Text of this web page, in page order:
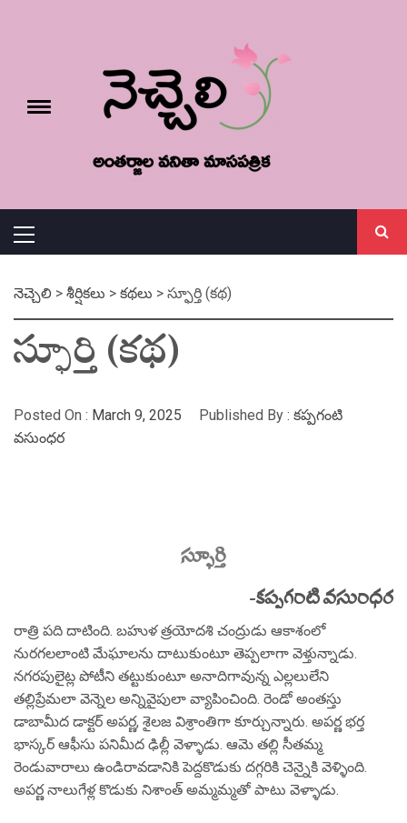
Toggle
Menu
నెచ్చెలి > శీర్షికలు > కథలు > స్ఫూర్తి (కథ)
స్ఫూర్తి (కథ)
Posted On : March 9, 2025 Published By : కప్పగంటి
వసుంధర
స్ఫూర్తి
-కప్పగంటి వసుంధర
రాత్రి పది దాటింది. బహుళ త్రయోదశి చంద్రుడు ఆకాశంలో
నురగలలాంటి మేఘాలను దాటుకుంటూ తెప్పలాగా వెళ్తున్నాడు.
నగరపులైట్ల పోటీని తట్టుకుంటూ అనాదిగావున్న ఎల్లలులేని
తల్లిప్రేమలా వెన్నెల అన్నివైపులా వ్యాపించింది. రెండో అంతస్తు
డాబామీద డాక్టర్ అపర్ణ, శైలజ విశ్రాంతిగా కూర్చున్నారు. అపర్ణ భర్త
భాస్కర్ ఆఫీసు పనిమీద ఢిల్లీ వెళ్ళాడు. ఆమె తల్లి సీతమ్మ
రెండువారాలు ఉండిరావడానికి పెద్దకొడుకు దగ్గరికి చెన్నైకి వెళ్ళింది.
అపర్ణ నాలుగేళ్ల కొడుకు నిశాంత్ అమ్మమ్మతో పాటు వెళ్ళాడు.